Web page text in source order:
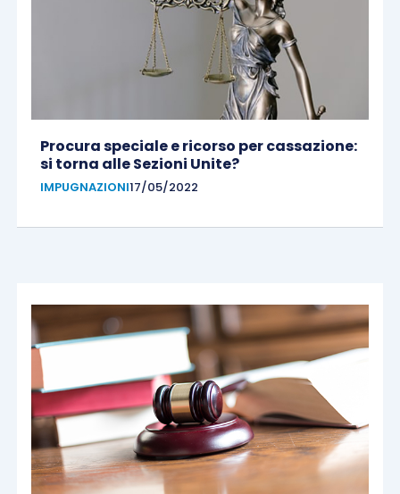
Procura speciale e ricorso per cassazione:
si torna alle Sezioni Unite?
IMPUGNAZIONI17/05/2022